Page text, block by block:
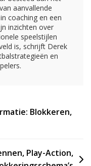
aanvallende
coaching en een
inzichten over
speelstijlen
is, schrijft Derek
en
Blokkeren,
Play-Action,